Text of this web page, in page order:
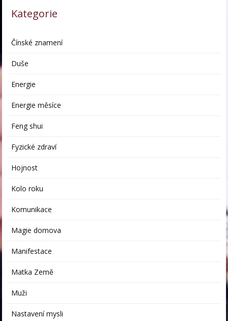
Kategorie
Čínské znamení
Duše
Energie
Energie měsíce
Feng shui
Fyzické zdraví
Hojnost
Kolo roku
Komunikace
Magie domova
Manifestace
Matka Země
Muži
Nastavení mysli